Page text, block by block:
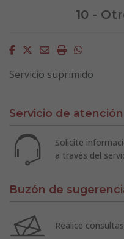
10 -
Facebook
Twitter
EmailImprimirWhatsapp
Servicio suprimido
Servicio de atención
Solicite
a través del
Buzón de
Realice